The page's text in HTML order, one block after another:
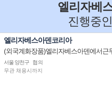
엘리자베
진행중
엘리자베스아덴코리아
(외국계화장품)엘리자베스아덴에서근
서울 양천구
협의
무관 채용시까지